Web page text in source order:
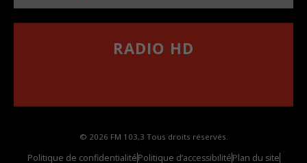
RADIO HD
© 2026 FM 103,3 Tous droits réservés.
Politique de confidentialitéPolitique d’accessibilitéPlan du site